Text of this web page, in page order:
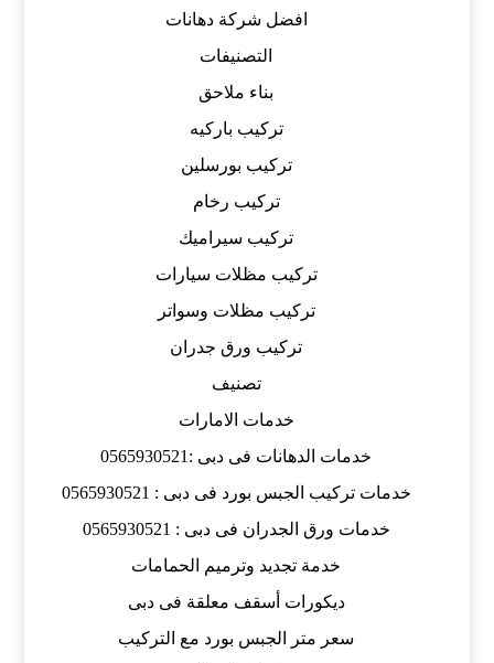
افضل شركة دهانات
التصنيفات
بناء ملاحق
تركيب باركيه
تركيب بورسلين
تركيب رخام
تركيب سيراميك
تركيب مظلات سيارات
تركيب مظلات وسواتر
تركيب ورق جدران
تصنيف
خدمات الامارات
خدمات الدهانات فى دبى :0565930521
خدمات تركيب الجبس بورد فى دبى : 0565930521
خدمات ورق الجدران فى دبى : 0565930521
خدمة تجديد وترميم الحمامات
ديكورات أسقف معلقة فى دبى
سعر متر الجبس بورد مع التركيب